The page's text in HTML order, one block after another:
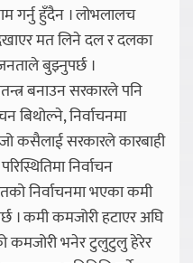
गर्नु हुँदैन । लोभलालच
मत लिने दल र दलका
बुझ्नुपर्छ ।
बनाउन सरकारले पनि
बिथोल्ने, निर्वाचनमा
कसैलाई सरकारले कारबाही
निर्वाचन
निर्वाचनमा भएका कमी
। कमी कमजोरी हटाएर अघि
कमजोरी भनेर टुलुटुलु हेरेर